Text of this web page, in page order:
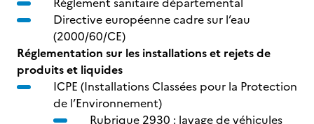
Directive européenne cadre sur l’eau
(2000/60/CE)
Réglementation sur les installations et rejets de
produits et liquides
ICPE (Installations Classées pour la Protection
de l’Environnement)
Rubrique 2930 : lavage de véhicules